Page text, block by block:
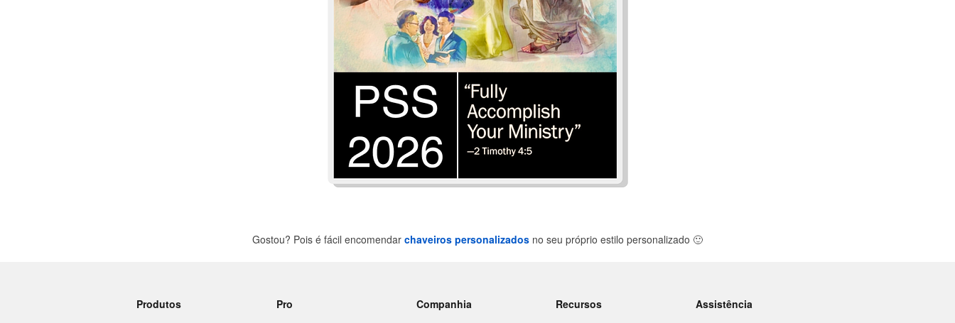
Gostou? Pois é fácil encomendar chaveiros personalizados no seu próprio estilo personalizado 🙂
Produtos
Pro
Companhia
Recursos
Assistência